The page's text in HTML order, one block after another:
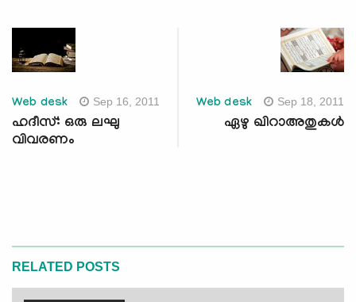
Web desk Sep 16, 2011
ഹദീസ്: ഒരു ലഘു
വിവരണം
Web desk Sep 18, 2011
ഏഴു ഖിറാഅതുകള്‍
RELATED POSTS